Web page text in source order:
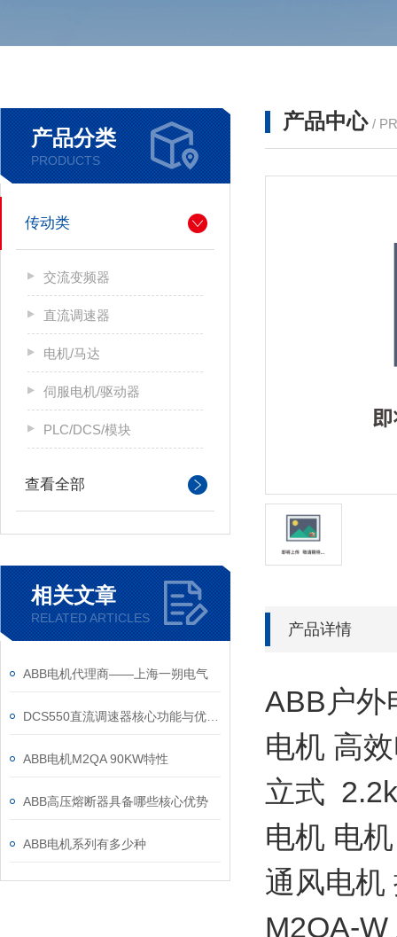
产品分类
PRODUCTS
传动类
交流变频器
直流调速器
电机/马达
伺服电机/驱动器
PLC/DCS/模块
查看全部
相关文章
RELATED ARTICLES
ABB电机代理商——上海一朔电气
ABB电机M2QA 90KW特性
ABB高压熔断器具备哪些核心优势
ABB电机系列有多少种
产品中心 /
产品详情
ABB户
电机 高
立式
电机 电
通风电机
M2QA-